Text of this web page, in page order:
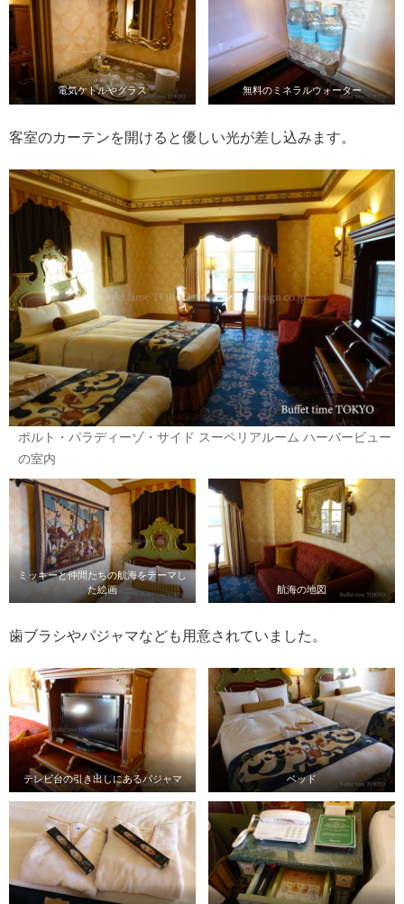
電気ケトルやグラス 無料のミネラルウォーター
客室のカーテンを開けると優しい光が差し込みます。
ポルト・パラディーゾ・サイド スーペリアルーム ハーバービュー
の室内
ミッキーと仲間たちの航海をテーマし
た絵画
航海の地図
歯ブラシやパジャマなども用意されていました。
テレビ台の引き出しにあるパジャマ ベッド